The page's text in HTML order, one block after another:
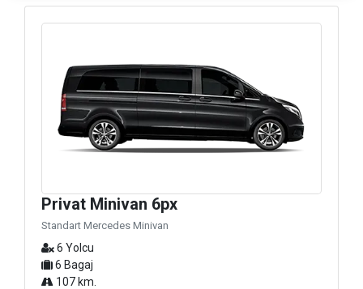
Privat Minivan 6px
Standart Mercedes Minivan
6 Yolcu
6 Bagaj
107 km.